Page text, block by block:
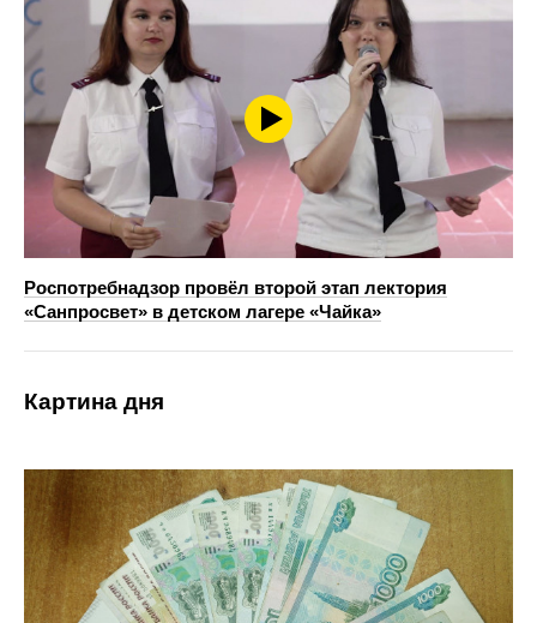
Роспотребнадзор провёл второй этап лектория
«Санпросвет» в детском лагере «Чайка»
Картина дня